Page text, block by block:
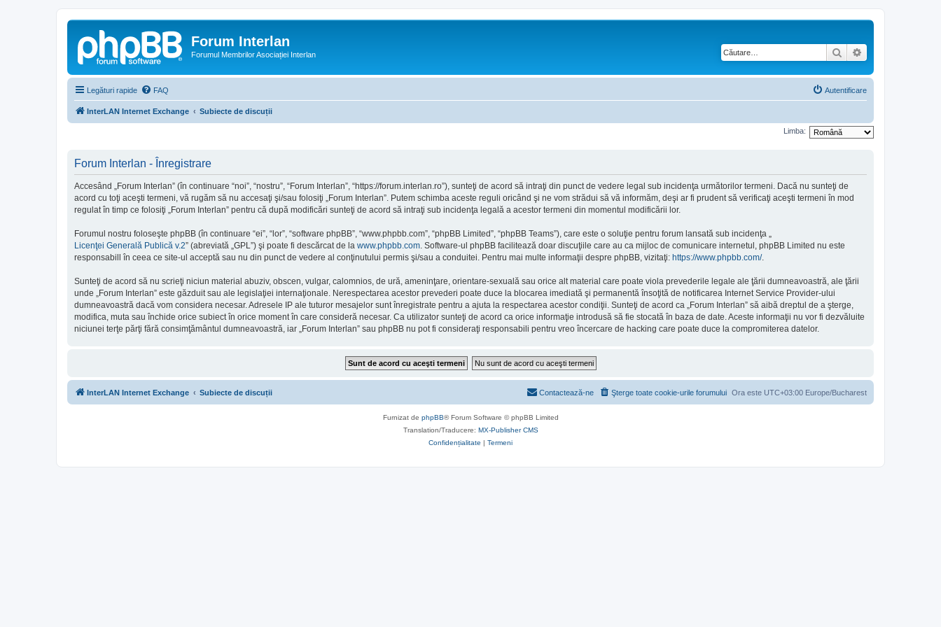
Forum Interlan
Forumul Membrilor Asociației Interlan Căutare
Legături rapide FAQ Autentificare
InterLAN Internet Exchange Subiecte de discuții
Limba:
Forum Interlan - Înregistrare
Accesând „Forum Interlan” (în continuare “noi”, “nostru”, “Forum Interlan”, “https://forum.interlan.ro”), sunteţi de acord să intraţi din punct de vedere legal sub incidenţa următorilor termeni. Dacă nu sunteţi de
acord cu toţi aceşti termeni, vă rugăm să nu accesaţi şi/sau folosiţi „Forum Interlan”. Putem schimba aceste reguli oricând şi ne vom strădui să vă informăm, deşi ar fi prudent să verificaţi aceşti termeni în mod
regulat în timp ce folosiţi „Forum Interlan” pentru că după modificări sunteţi de acord să intraţi sub incidenţa legală a acestor termeni din momentul modificării lor.
Forumul nostru foloseşte phpBB (în continuare “ei”, “lor”, “software phpBB”, “www.phpbb.com”, “phpBB Limited”, “phpBB Teams”), care este o soluţie pentru forum lansată sub incidenţa „
Licenţei Generală Publică v.2” (abreviată „GPL”) şi poate fi descărcat de la www.phpbb.com. Software-ul phpBB facilitează doar discuţiile care au ca mijloc de comunicare internetul, phpBB Limited nu este
responsabill în ceea ce site-ul acceptă sau nu din punct de vedere al conţinutului permis şi/sau a conduitei. Pentru mai multe informaţii despre phpBB, vizitaţi: https://www.phpbb.com/.
Sunteţi de acord să nu scrieţi niciun material abuziv, obscen, vulgar, calomnios, de ură, ameninţare, orientare-sexuală sau orice alt material care poate viola prevederile legale ale ţării dumneavoastră, ale ţării
unde „Forum Interlan” este găzduit sau ale legislaţiei internaţionale. Nerespectarea acestor prevederi poate duce la blocarea imediată şi permanentă însoţită de notificarea Internet Service Provider-ului
dumneavoastră dacă vom considera necesar. Adresele IP ale tuturor mesajelor sunt înregistrate pentru a ajuta la respectarea acestor condiţii. Sunteţi de acord ca „Forum Interlan” să aibă dreptul de a şterge,
modifica, muta sau închide orice subiect în orice moment în care consideră necesar. Ca utilizator sunteţi de acord ca orice informaţie introdusă să fie stocată în baza de date. Aceste informaţii nu vor fi dezvăluite
niciunei terţe părţi fără consimţământul dumneavoastră, iar „Forum Interlan” sau phpBB nu pot fi consideraţi responsabili pentru vreo încercare de hacking care poate duce la compromiterea datelor.
InterLAN Internet Exchange Subiecte de discuții Ora este UTC+03:00 Europe/Bucharest
Şterge toate cookie-urile forumului
Contactează-ne
Furnizat de phpBB® Forum Software © phpBB Limited
Translation/Traducere: MX-Publisher CMS
Confidențialitate | Termeni